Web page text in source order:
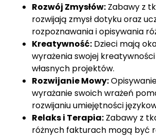
Rozwój Zmysłów: Zabawy z
rozwijają zmysł dotyku oraz
rozpoznawania i opisywania
Kreatywność: Dzieci mają
wyrażenia swojej
własnych projektów.
Rozwijanie Mowy:
wyrażanie swoich wrażeń
rozwijaniu umiejętności
Relaks i Terapia: Zabawy z
różnych fakturach mogą być